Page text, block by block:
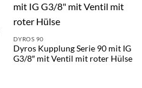
DYROS 90
Dyros Kupplung Serie 90 mit IG
G3/8″ mit Ventil mit roter Hülse